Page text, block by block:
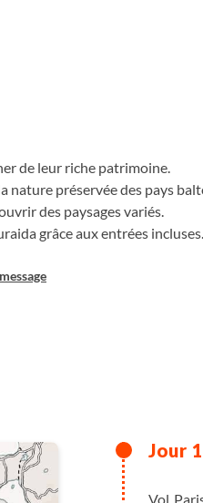
de leur riche patrimoine.
préservée des pays
des paysages variés.
grâce aux entrées incluses.
message
Vol